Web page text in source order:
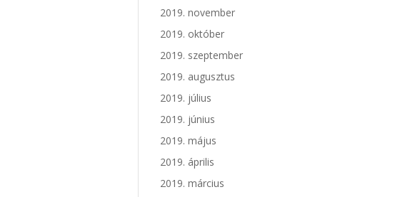
2019. november
2019. október
2019. szeptember
2019. augusztus
2019. július
2019. június
2019. május
2019. április
2019. március